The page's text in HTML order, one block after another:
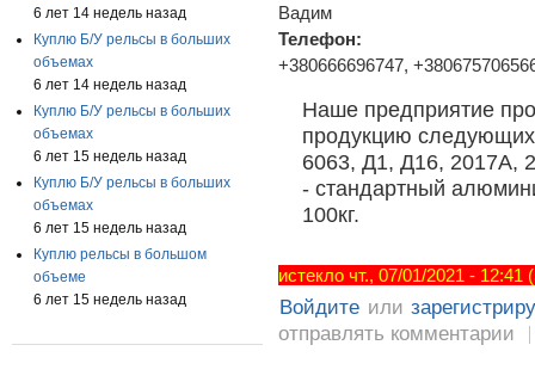
6 лет 14 недель назад
Куплю Б/У рельсы в больших
объемах
6 лет 14 недель назад
Куплю Б/У рельсы в больших
объемах
6 лет 15 недель назад
Куплю Б/У рельсы в больших
объемах
6 лет 15 недель назад
Куплю рельсы в большом
объеме
6 лет 15 недель назад
Вадим
Телефон:
+380666696747,
Наше предприятие
продукцию
6063, Д1, Д16, 2017А,
- стандартный
100кг.
истекло чт., 07/01/2021 -
Войдите или
отправлять комментарии